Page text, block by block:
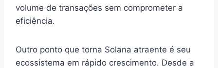
volume de transações sem comprometer a
eficiência.
Outro ponto que torna Solana atraente é seu
ecossistema em rápido crescimento. Desde a